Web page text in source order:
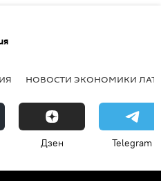
НОВОСТИ ЭКОНОМИКИ
Дзен Telegram